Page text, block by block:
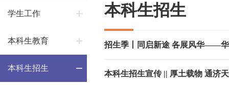
学生工作
本科生教育
本科生招生
本科生招生
招生季丨同启新途 各展风华——
本科生招生宣传 || 厚土载物 通济